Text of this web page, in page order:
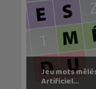
Jeu mots
Artificiel...